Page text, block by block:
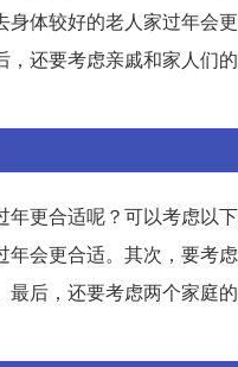
体较好的老人家过年会
还要考虑亲戚和家人们
更合适呢？可以考虑以
会更合适。其次，要考
后，还要考虑两个家庭